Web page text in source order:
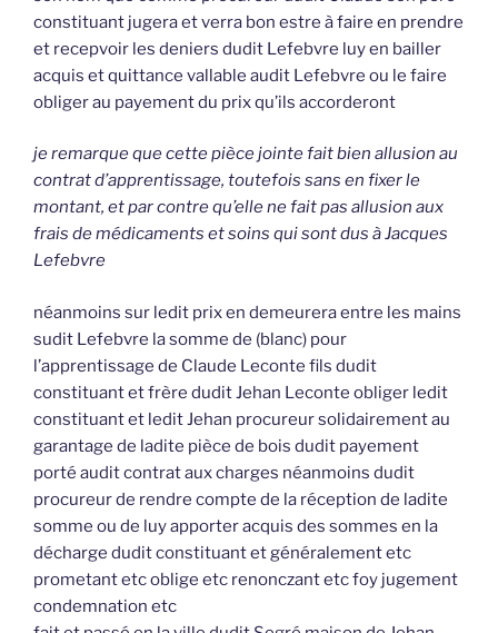
constituant jugera et verra bon estre à faire en prendre
et recepvoir les deniers dudit Lefebvre luy en bailler
acquis et quittance vallable audit Lefebvre ou le faire
obliger au payement du prix qu’ils accorderont
je remarque que cette pièce jointe fait bien allusion au
contrat d’apprentissage, toutefois sans en fixer le
montant, et par contre qu’elle ne fait pas allusion aux
frais de médicaments et soins qui sont dus à Jacques
Lefebvre
néanmoins sur ledit prix en demeurera entre les mains
sudit Lefebvre la somme de (blanc) pour
l’apprentissage de Claude Leconte fils dudit
constituant et frère dudit Jehan Leconte obliger ledit
constituant et ledit Jehan procureur solidairement au
garantage de ladite pièce de bois dudit payement
porté audit contrat aux charges néanmoins dudit
procureur de rendre compte de la réception de ladite
somme ou de luy apporter acquis des sommes en la
décharge dudit constituant et généralement etc
prometant etc oblige etc renonczant etc foy jugement
condemnation etc